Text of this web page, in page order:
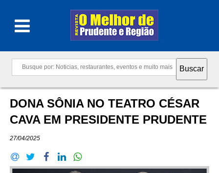
DONA SÔNIA NO TEATRO CÉSAR
CAVA EM PRESIDENTE PRUDENTE
27/04/2025